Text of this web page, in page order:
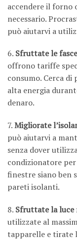
accendere il forno
necessario.
può aiutarvi a
6. Sfruttate le
offrono tariffe
consumo. Cerca
alta energia
denaro.
7.Migliorate
può aiutarvi a
senza dover
condizionatore
finestre siano ben
pareti isolanti.
8. Sfruttate la luce
utilizzate al
tapparelle e tirate